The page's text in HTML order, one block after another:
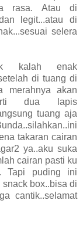
rasa. Atau di
legit...atau di
selera
kalah enak
di tuang di
merahnya akan
dua lapis
tuang aja
takaran cairan
ya..aku suka
cairan pasti ku
Tapi puding ini
box..bisa di
cantik..selamat